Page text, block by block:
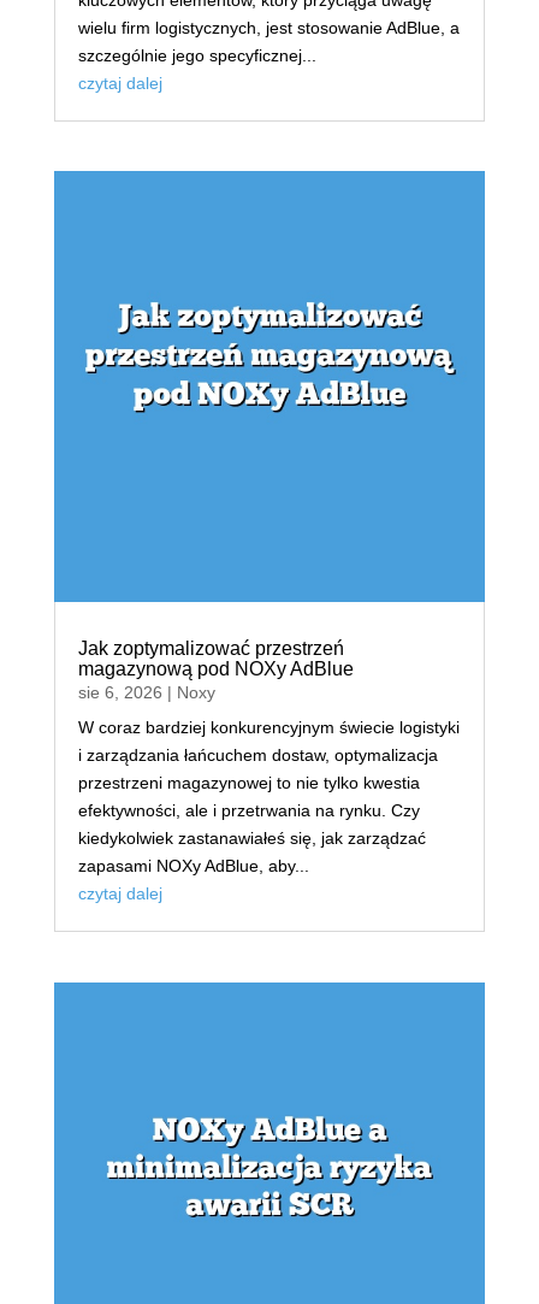
wielu firm logistycznych, jest stosowanie AdBlue, a
szczególnie jego specyficznej...
czytaj dalej
Jak zoptymalizować przestrzeń
magazynową pod NOXy AdBlue
sie 6, 2026 | Noxy
W coraz bardziej konkurencyjnym świecie logistyki
i zarządzania łańcuchem dostaw, optymalizacja
przestrzeni magazynowej to nie tylko kwestia
efektywności, ale i przetrwania na rynku. Czy
kiedykolwiek zastanawiałeś się, jak zarządzać
zapasami NOXy AdBlue, aby...
czytaj dalej